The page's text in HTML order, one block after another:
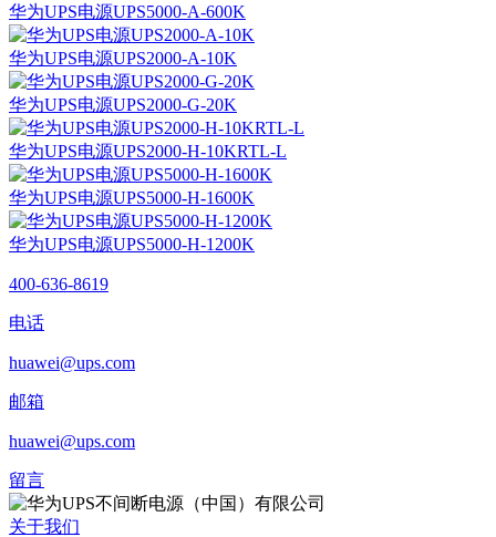
华为UPS电源UPS5000-A-600K
华为UPS电源UPS2000-A-10K
华为UPS电源UPS2000-G-20K
华为UPS电源UPS2000-H-10KRTL-L
华为UPS电源UPS5000-H-1600K
华为UPS电源UPS5000-H-1200K
400-636-8619
电话
huawei@ups.com
邮箱
huawei@ups.com
留言
关于我们